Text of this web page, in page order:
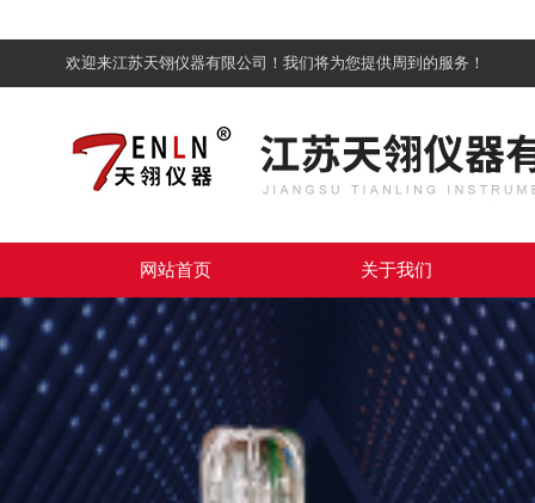
欢迎来江苏天翎仪器有限公司！我们将为您提供周到的服务！
网站首页 关于我们